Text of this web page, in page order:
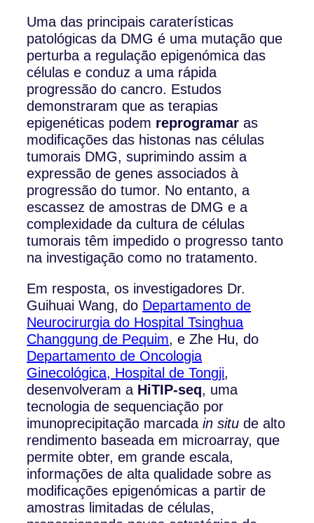
Uma das principais caraterísticas
patológicas da DMG é uma mutação que
perturba a regulação epigenómica das
células e conduz a uma rápida
progressão do cancro. Estudos
demonstraram que as terapias
epigenéticas podem reprogramar as
modificações das histonas nas células
tumorais DMG, suprimindo assim a
expressão de genes associados à
progressão do tumor. No entanto, a
escassez de amostras de DMG e a
complexidade da cultura de células
tumorais têm impedido o progresso tanto
na investigação como no tratamento.
Em resposta, os investigadores Dr.
Guihuai Wang, do Departamento de
Neurocirurgia do Hospital Tsinghua
Changgung de Pequim, e Zhe Hu, do
Departamento de Oncologia
Ginecológica, Hospital de Tongji,
desenvolveram a HiTIP-seq, uma
tecnologia de sequenciação por
imunoprecipitação marcadain situ de alto
rendimento baseada em microarray, que
permite obter, em grande escala,
informações de alta qualidade sobre as
modificações epigenómicas a partir de
amostras limitadas de células,